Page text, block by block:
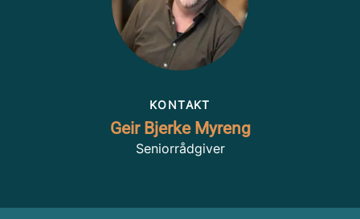
KONTAKT
Geir Bjerke Myreng
Seniorrådgiver